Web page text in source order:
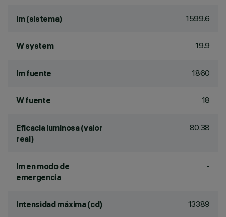
lm (sistema) 1599.6
W system 19.9
lm fuente 1860
W fuente 18
Eficacia luminosa (valor
real)
80.38
lm en modo de
emergencia
-
Intensidad máxima (cd) 13389